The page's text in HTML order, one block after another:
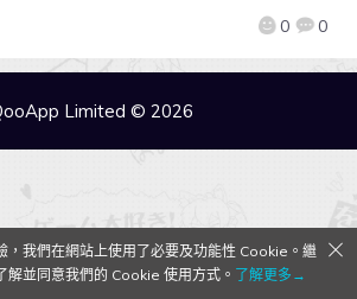
0 0
Limited © 2026
，我們在網站上使用了必要及功能性 Cookie。繼
解並同意我們的 Cookie 使用方式。 了解更多→